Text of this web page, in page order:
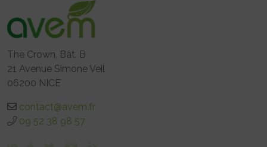
The Crown, Bât. B
21 Avenue Simone Veil
06200 NICE
contact@avem.fr
09 52 38 98 57